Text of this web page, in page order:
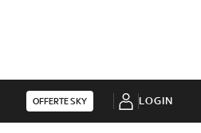
OFFERTE SKY LOGIN